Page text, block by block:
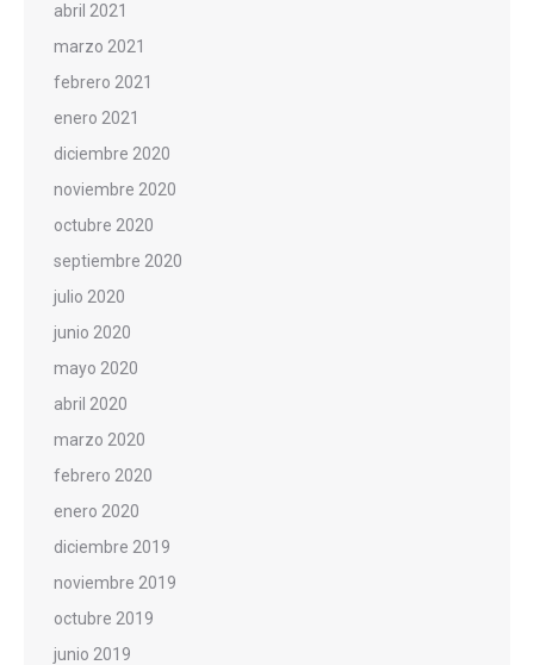
abril 2021
marzo 2021
febrero 2021
enero 2021
diciembre 2020
noviembre 2020
octubre 2020
septiembre 2020
julio 2020
junio 2020
mayo 2020
abril 2020
marzo 2020
febrero 2020
enero 2020
diciembre 2019
noviembre 2019
octubre 2019
junio 2019